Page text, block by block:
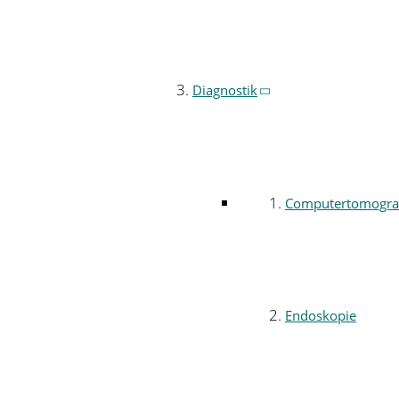
Diagnostik
Endoskopie